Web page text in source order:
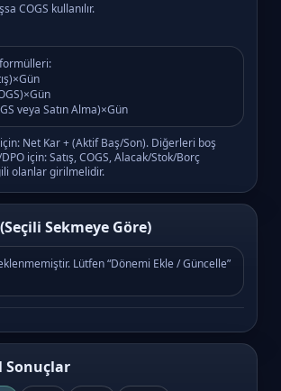
COGS kullanılır.
veya Satın Alma)×Gün
Net Kar + (Aktif Baş/Son). Diğerleri boş
için: Satış, COGS, Alacak/Stok/Borç
olanlar girilmelidir.
Sekmeye Göre)
Lütfen “Dönemi Ekle / Güncelle”
Sonuçlar